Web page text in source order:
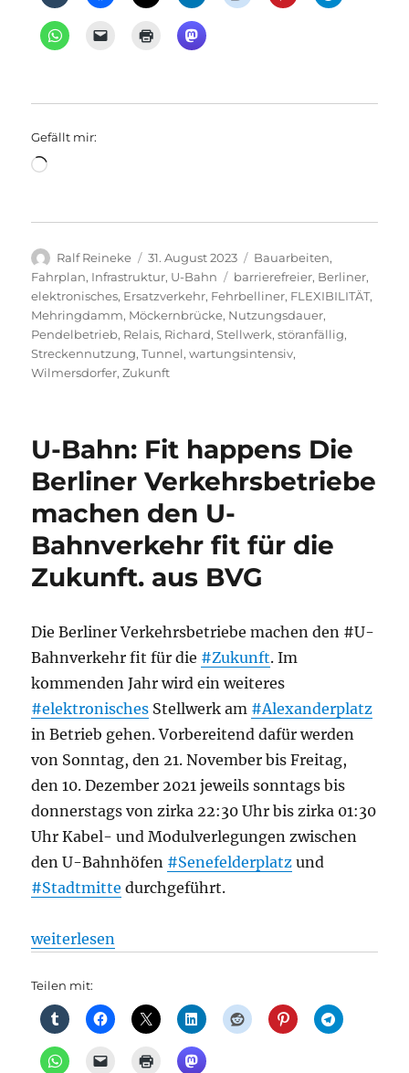
Gefällt mir:
Wird
Autor
Ralf Reineke
Veröffentlicht
am
31. August 2023 Kategorien
Bauarbeiten,
Fahrplan, Infrastruktur, U-Bahn Schlagwörter
barrierefreier, Berliner,
elektronisches, Ersatzverkehr, Fehrbelliner, FLEXIBILITÄT,
Mehringdamm, Möckernbrücke, Nutzungsdauer,
Pendelbetrieb, Relais, Richard,Stellwerk,störanfällig,
Streckennutzung,Tunnel,wartungsintensiv,
Wilmersdorfer,Zukunft
U-Bahn: Fit happens Die
Berliner Verkehrsbetriebe
machen den U-
Bahnverkehr fit für die
Zukunft. aus BVG
Die Berliner Verkehrsbetriebe machen den #U-
Bahnverkehr fit für die #Zukunft. Im
kommenden Jahr wird ein weiteres
#elektronisches Stellwerk am #Alexanderplatz
in Betrieb gehen. Vorbereitend dafür werden
von Sonntag, den 21. November bis Freitag,
den 10. Dezember 2021 jeweils sonntags bis
donnerstags von zirka 22:30 Uhr bis zirka 01:30
Uhr Kabel- und Modulverlegungen zwischen
den U-Bahnhöfen #Senefelderplatz und
#Stadtmitte durchgeführt.
„U-Bahn: Fit happens Die Berliner
weiterlesen
Teilen mit: